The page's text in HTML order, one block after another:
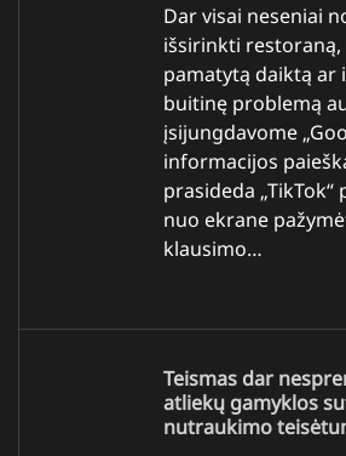
Dar visai neseniai
išsirinkti restoraną,
pamatytą daiktą ar
buitinę problemą
įsijungdavome
informacijos
prasideda
nuo ekrane
klausimo…
Teismas dar
atliekų gamyklos
nutraukimo